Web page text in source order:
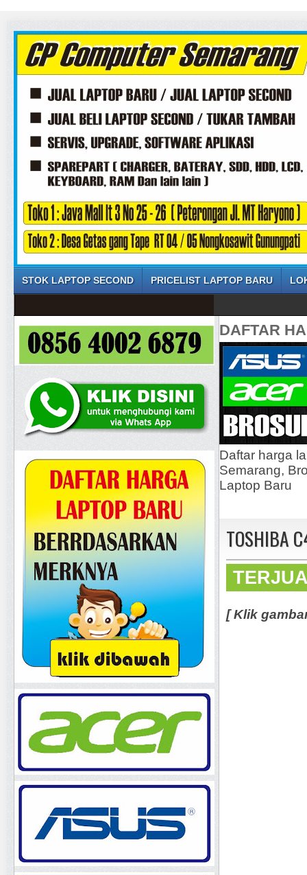
STOK LAPTOP SECOND PRICELIST LAPTOP BARU
DAFTAR
Daftar harga
Semarang,
Laptop Baru
TOSHIBA
[ Klik